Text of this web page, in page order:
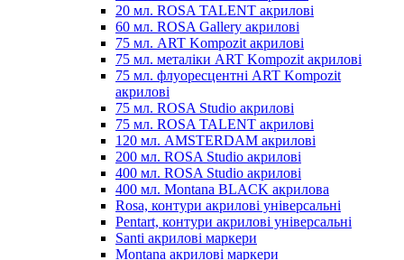
20 мл. ROSA TALENT акрилові
60 мл. ROSA Gallery акрилові
75 мл. ART Kompozit акрилові
75 мл. металіки ART Kompozit акрилові
75 мл. флуоресцентні ART Kompozit
акрилові
75 мл. ROSA Studio акрилові
75 мл. ROSA TALENT акрилові
120 мл. AMSTERDAM акрилові
200 мл. ROSA Studio акрилові
400 мл. ROSA Studio акрилові
400 мл. Montana BLACK акрилова
Rosa, контури акрилові універсальні
Pentart, контури акрилові універсальні
Santi акрилові маркери
Montana акрилові маркери